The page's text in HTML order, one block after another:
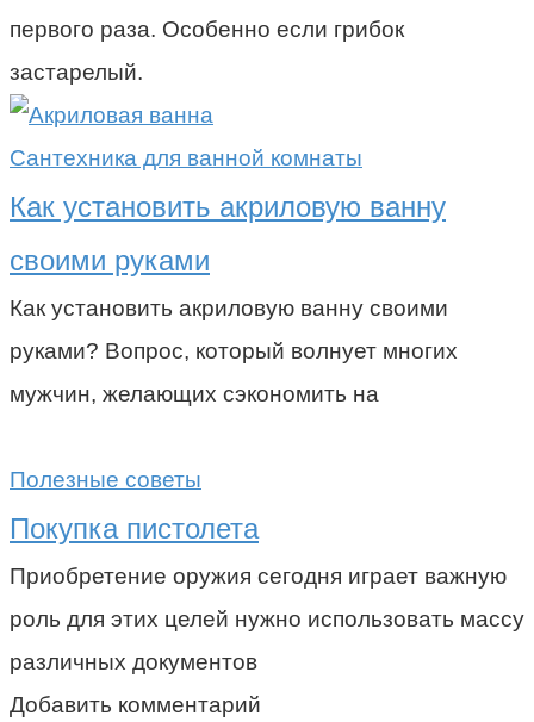
первого раза. Особенно если грибок
застарелый.
Сантехника для ванной комнаты
Как установить акриловую ванну
своими руками
Как установить акриловую ванну своими
руками? Вопрос, который волнует многих
мужчин, желающих сэкономить на
Полезные советы
Покупка пистолета
Приобретение оружия сегодня играет важную
роль для этих целей нужно использовать массу
различных документов
Добавить комментарий